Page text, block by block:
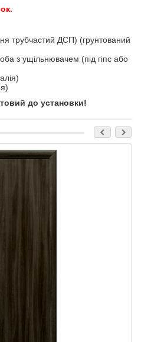
трубчастий ДСП) (грунтований
з ущільнювачем (під гіпс або
до установки!